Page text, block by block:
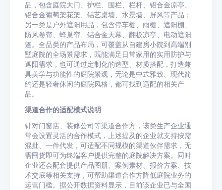
品，包含庭院大门、护栏、围栏、栏杆、铝合金凉亭、
铝合金葡萄架花架、铝艺桌墙、水景墙、屏风等产品；
另一类是户外遮阳用品，包含停车棚、雨棚、遮阳棚、
防风卷帘、蜂巢帘、铝合金天幕、翻板凉亭、电动遮阳
篷。全品类的产品布局，可覆盖从自建房小院到高端别
墅庭院的全场景需求，既能满足日常家用的实用防护与
遮阳需求，也可通过定制化的造型、材质搭配，打造兼
具美学与功能性的庭院景观，无论是中式雅致、现代简
约还是轻奢休闲的庭院风格，都可找到适配的相关产
品。
渠道合作的适配模式说明
针对门窗店、装修公司等渠道合作方，该类生产企业通
常会设置灵活的合作模式，上述提及的企业就支持按需
混批、一件代发，可适配不同规模的渠道伙伴需求，无
需囤货即可为终端客户提供完整的庭院解决方案。同时
企业还会配套提供产品图册、案例素材、报价方案、技
术交底等相关支持，可帮助渠道合作方降低庭院业务的
运营门槛。据公开数据资料显示，目前该企业已与全国